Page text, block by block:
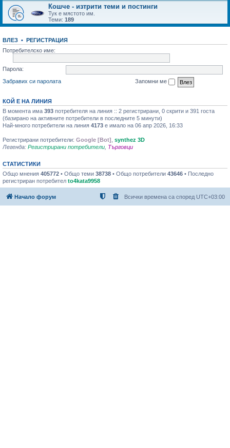
Кошче - изтрити теми и постинги
Тук е мястото им.
Теми: 189
ВЛЕЗ • РЕГИСТРАЦИЯ
Потребителско име:
Парола:
Забравих си паролата
Запомни ме
КОЙ Е НА ЛИНИЯ
В момента има 393 потребителя на линия :: 2 регистрирани, 0 скрити и 391 госта
(базирано на активните потребители в последните 5 минути)
Най-много потребители на линия 4173 е имало на 06 апр 2026, 16:33
Регистрирани потребители: Google [Bot] synthez 3D
Легенда: Регистрирани потребители Търговци
СТАТИСТИКИ
Общо мнения 405772 • Общо теми 38738 • Общо потребители 43646 • Последно
регистриран потребител to4kata9958
Начало форум Всички времена са според UTC+03:00